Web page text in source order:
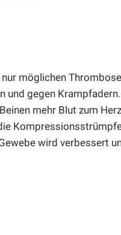
möglichen
und gegen
mehr Blut zum
wird verbessert